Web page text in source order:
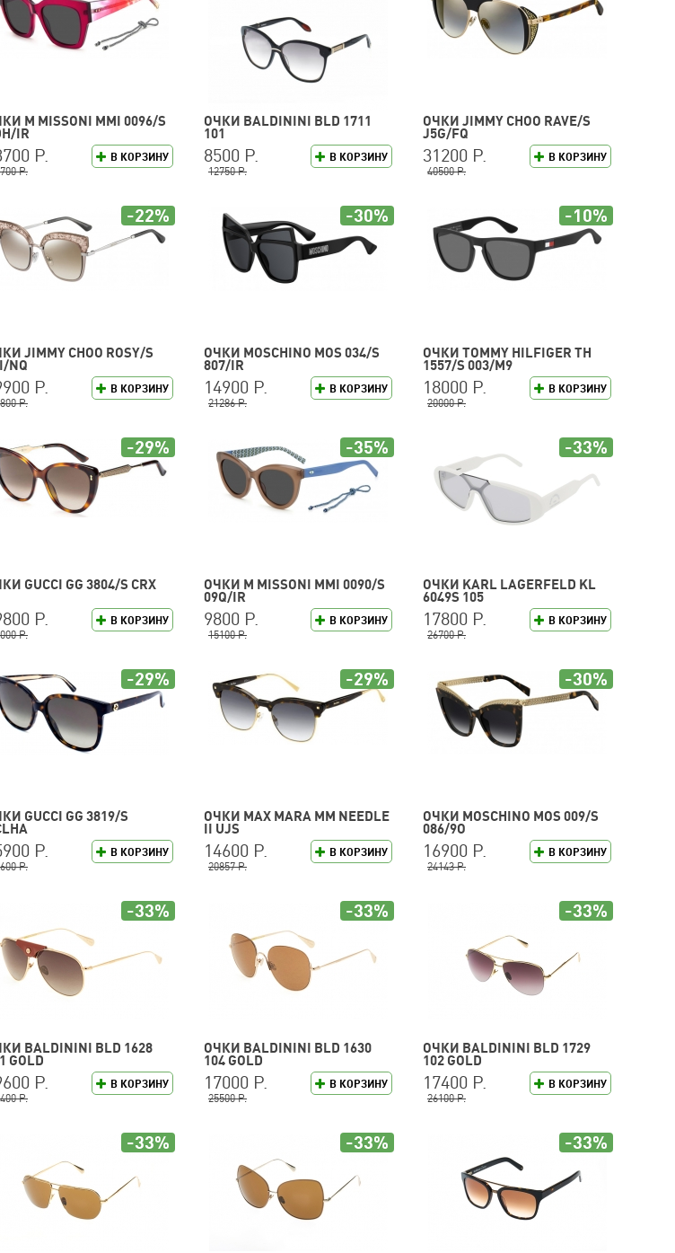
M MISSONI MMI 0096/S
IR
В КОРЗИНУ
Р.
Р.
ОЧКИ BALDININI BLD 1711
101
В КОРЗИНУ
8500 Р.
12750 Р.
ОЧКИ JIMMY CHOO RAVE/S
J5G/FQ
В КОРЗИНУ
31200 Р.
40500 Р.
JIMMY CHOO ROSY/S
NQ
В КОРЗИНУ
Р.
Р.
-22%
ОЧКИ MOSCHINO MOS 034/S
807/IR
В КОРЗИНУ
14900 Р.
21286 Р.
-30%
ОЧКИ TOMMY HILFIGER TH
1557/S 003/M9
В КОРЗИНУ
18000 Р.
20000 Р.
-10%
GUCCI GG 3804/S CRX
В КОРЗИНУ
Р.
Р.
-29%
ОЧКИ M MISSONI MMI 0090/S
09Q/IR
В КОРЗИНУ
9800 Р.
15100 Р.
-35%
ОЧКИ KARL LAGERFELD KL
6049S 105
В КОРЗИНУ
17800 Р.
26700 Р.
-33%
GUCCI GG 3819/S
В КОРЗИНУ
Р.
Р.
-29%
ОЧКИ MAX MARA MM NEEDLE
II UJS
В КОРЗИНУ
14600 Р.
20857 Р.
-29%
ОЧКИ MOSCHINO MOS 009/S
086/9O
В КОРЗИНУ
16900 Р.
24143 Р.
-30%
BALDININI BLD 1628
GOLD
В КОРЗИНУ
Р.
Р.
-33%
ОЧКИ BALDININI BLD 1630
104 GOLD
В КОРЗИНУ
17000 Р.
25500 Р.
-33%
ОЧКИ BALDININI BLD 1729
102 GOLD
В КОРЗИНУ
17400 Р.
26100 Р.
-33%
-33% -33% -33%